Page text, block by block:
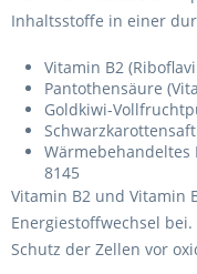
Inhaltsstoffe in einer
Vitamin B2
Pantothensäure
Goldkiwi-
Wärmebehandeltes
8145
Vitamin B2 und Vitamin
Energiestoffwechsel
Schutz der Zellen vor